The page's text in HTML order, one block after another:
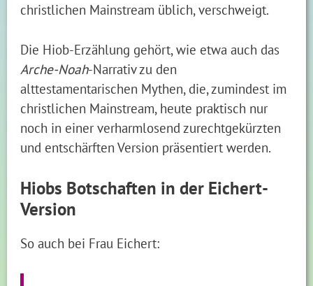
christlichen Mainstream üblich, verschweigt.
Die Hiob-Erzählung gehört, wie etwa auch das
Arche-Noah-Narrativ zu den
alttestamentarischen Mythen, die, zumindest im
christlichen Mainstream, heute praktisch nur
noch in einer verharmlosend zurechtgekürzten
und entschärften Version präsentiert werden.
Hiobs Botschaften in der Eichert-
Version
So auch bei Frau Eichert: